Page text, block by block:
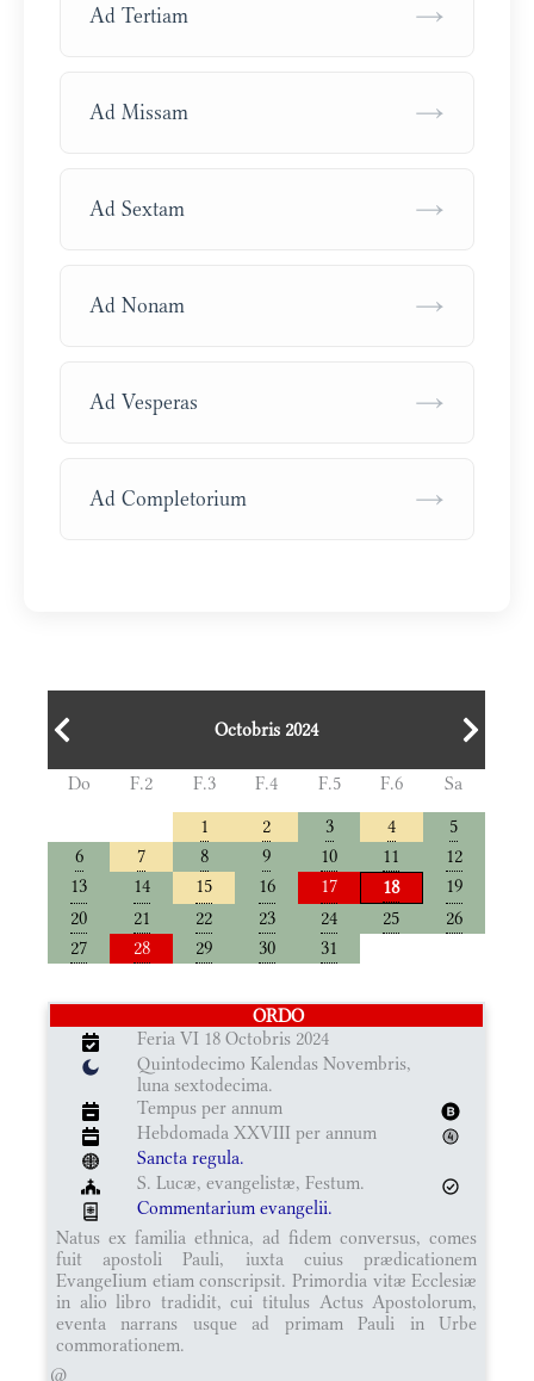
Ad Tertiam →
Ad Missam →
Ad Sextam →
Ad Nonam →
Ad Vesperas →
Ad Completorium →
Octobris 2024
Do F.2 F.3 F.4 F.5 F.6
Sa
1
2 3 4
5
6
7 8 9 10 11
12
13
14 15 16 17 18
19
20
21 22 23 24 25
26
27
28 29 30 31
ORDO
Feria VI 18 Octobris 2024
Quintodecimo Kalendas Novembris,
luna sextodecima.
Tempus per annum
Hebdomada XXVIII per annum
Sancta regula.
S. Lucæ, evangelistæ, Festum.
Commentarium evangelii.
Natus ex familia ethnica, ad fidem conversus, comes
fuit apostoli Pauli, iuxta cuius prædicationem
EvangeIium etiam conscripsit. Primordia vitæ Ecclesiæ
in alio libro tradidit, cui titulus Actus Apostolorum,
eventa narrans usque ad primam Pauli in Urbe
commorationem.
@